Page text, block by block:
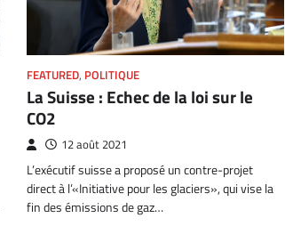
FEATURED, POLITIQUE
La Suisse : Echec de la loi sur le
CO2
12 août 2021
L’exécutif suisse a proposé un contre-projet
direct à l’«Initiative pour les glaciers», qui vise la
fin des émissions de gaz…